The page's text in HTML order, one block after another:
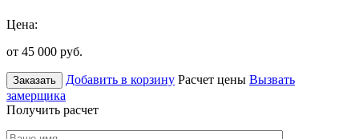
Цена:
от 45 000 руб.
Заказать Добавить в корзину Расчет цены Вызвать
замерщика
Получить расчет